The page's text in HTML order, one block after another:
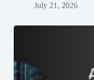
July 21, 2026